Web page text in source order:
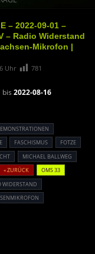
– 2022-09-01 –
– Radio Widerstand
Mikrofon |
Uhr 781
bis 2022-08-16
FASCHISMUS
FOTZE
MICHAEL BALLWEG
« ZURÜCK
OMS 33
WIDERSTAND